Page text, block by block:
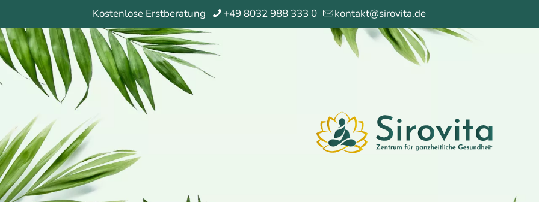
Kostenlose Erstberatung +49 8032 988 333 0 kontakt@sirovita.de